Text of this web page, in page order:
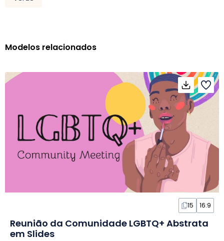
Modelos relacionados
15 16:9
Reunião da Comunidade LGBTQ+ Abstrata
em Slides